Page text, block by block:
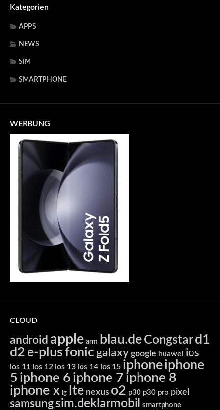
Kategorien
APPS
NEWS
SIM
SMARTPHONE
WERBUNG
CLOUD
android apple arm blau.de Congstar d1
d2 e-plusfonic galaxy google huawei ios
ios 11 ios 12 ios 13 ios 14 ios 15 iphoneiphone
5 iphone 6 iphone 7 iphone 8
iphone x lg lte nexus o2 p30 p30 pro pixel
samsung sim.deklarmobil smartphone